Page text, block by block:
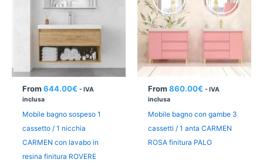
From 644.00€ - IVA
inclusa
Mobile bagno sospeso 1
cassetto / 1 nicchia
CARMEN con lavabo in
resina finitura ROVERE
From 860.00€ - IVA
inclusa
Mobile bagno con gambe 3
cassetti / 1 anta CARMEN
ROSA finitura PALO